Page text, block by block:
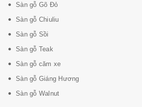
Sàn gỗ Gõ Đỏ
Sàn gỗ Chiuliu
Sàn gỗ Sồi
Sàn gỗ Teak
Sàn gỗ căm xe
Sàn gỗ Giáng Hương
Sàn gỗ Walnut